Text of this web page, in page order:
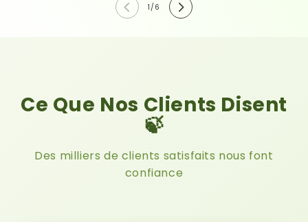
1 /de
6
Ce Que Nos Clients Disent
🍃
Des milliers de clients satisfaits nous font
confiance